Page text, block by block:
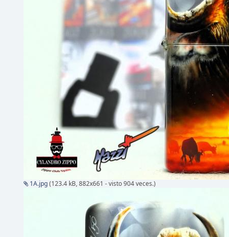
1A.jpg(123.4 kB, 882x661 - visto 904 veces.)